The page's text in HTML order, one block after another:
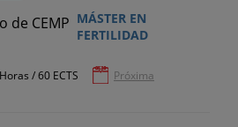
MÁSTER EN
FERTILIDAD
/ 60 ECTS
Próxima